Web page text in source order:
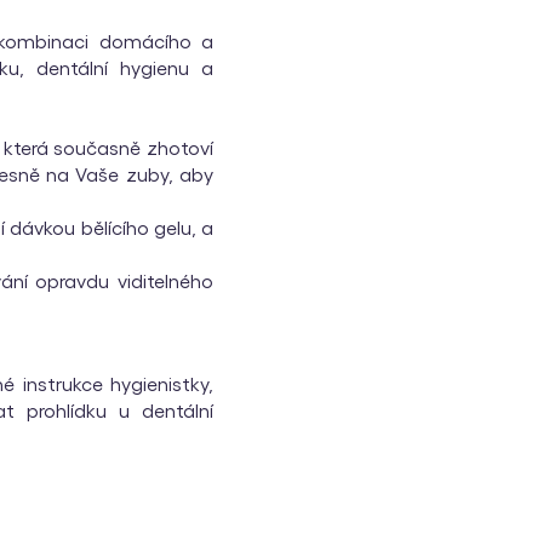
domácího a
dentální hygienu a
která současně zhotoví
na Vaše zuby, aby
bělícího gelu, a
opravdu viditelného
instrukce hygienistky,
prohlídku u dentální